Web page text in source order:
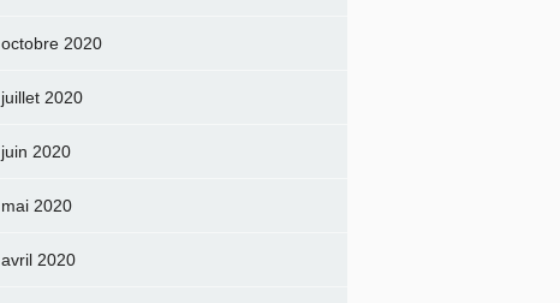
octobre 2020
juillet 2020
juin 2020
mai 2020
avril 2020